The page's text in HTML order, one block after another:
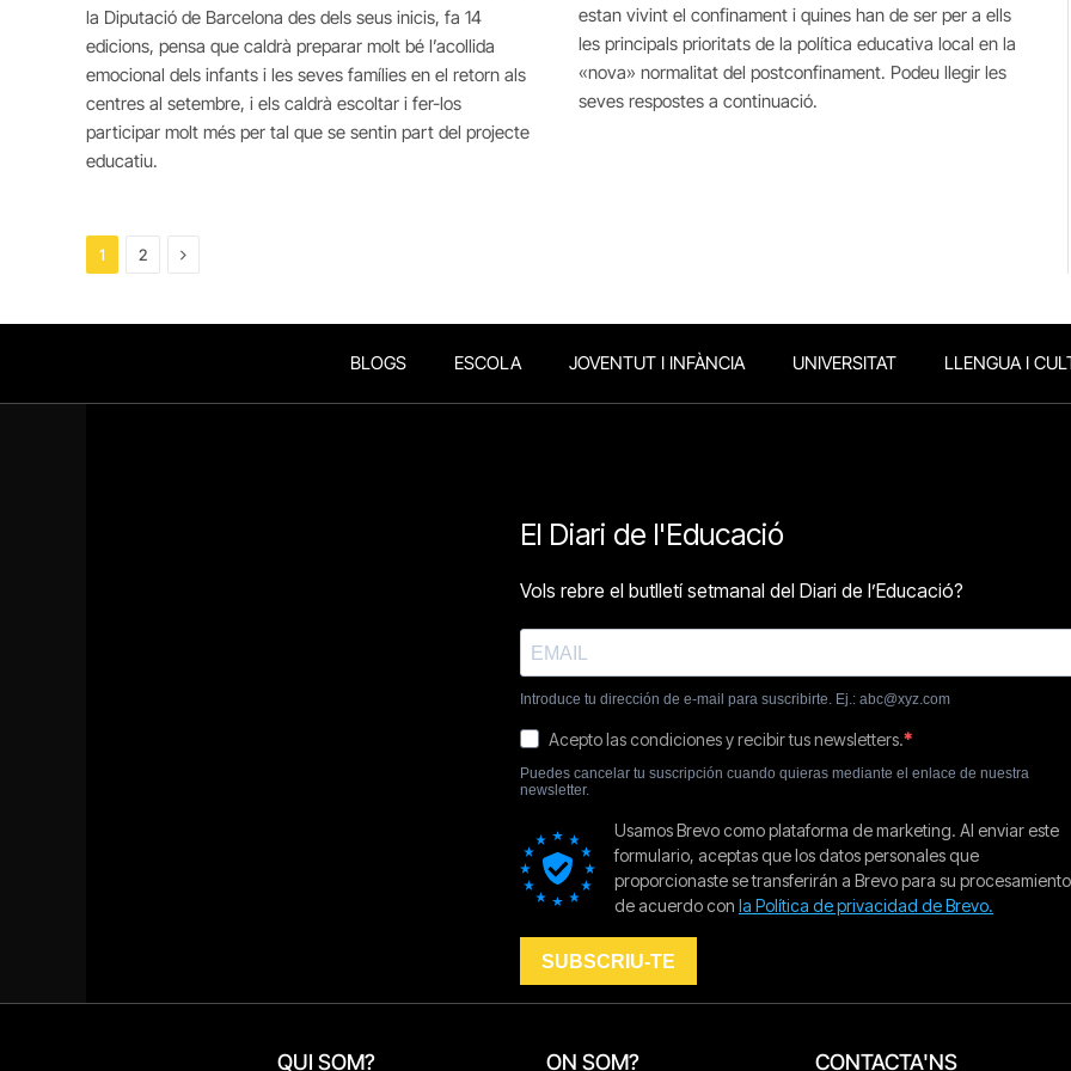
la Diputació de Barcelona des dels seus inicis, fa 14
edicions, pensa que caldrà preparar molt bé l’acollida
emocional dels infants i les seves famílies en el retorn als
centres al setembre, i els caldrà escoltar i fer-los
participar molt més per tal que se sentin part del projecte
educatiu.
estan vivint el confinament i quines han de ser per a ells
les principals prioritats de la política educativa local en la
«nova» normalitat del postconfinament. Podeu llegir les
seves respostes a continuació.
1 2 Next
BLOGS ESCOLA JOVENTUT I INFÀNCIA UNIVERSITAT LLENGUA I
QUI SOM? ON SOM? CONTACTA'NS